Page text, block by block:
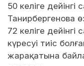
50 келіге
Танирбергенова
72 келіге
күресуі тиіс
жарақатына